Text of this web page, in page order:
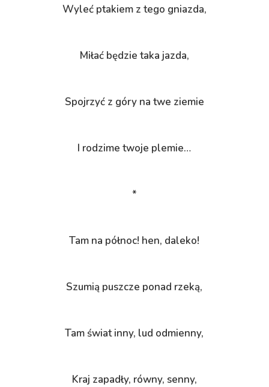
Wyleć ptakiem z tego gniazda,
Miłać będzie taka jazda,
Spojrzyć z góry na twe ziemie
I rodzime twoje plemie…
*
Tam na północ! hen, daleko!
Szumią puszcze ponad rzeką,
Tam świat inny, lud odmienny,
Kraj zapadły, równy, senny,